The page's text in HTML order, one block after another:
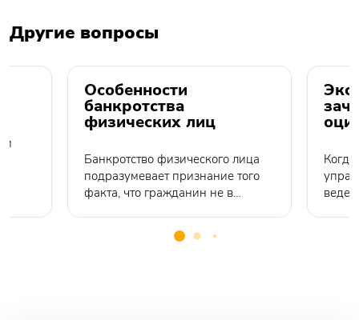
Другие вопросы
Особенности
банкротства
физических лиц
Банкротство физического лица
подразумевает признание того
факта, что гражданин не в
долгам или вносить
обязательные платежи. Если